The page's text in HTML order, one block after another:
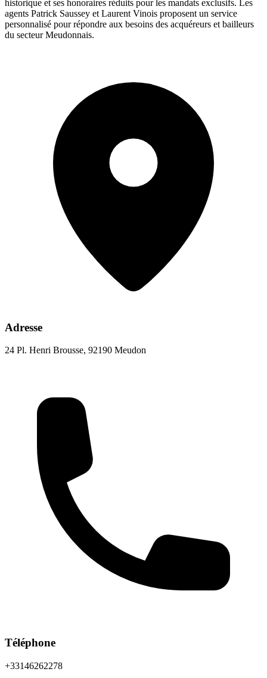
historique et ses honoraires réduits pour les mandats exclusifs. Les
agents Patrick Saussey et Laurent Vinois proposent un service
personnalisé pour répondre aux besoins des acquéreurs et bailleurs
du secteur Meudonnais.
Adresse
24 Pl. Henri Brousse, 92190 Meudon
Téléphone
+33146262278